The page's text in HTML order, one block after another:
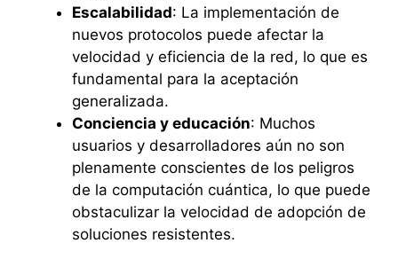
Escalabilidad: La implementación de
nuevos protocolos puede afectar la
velocidad y eficiencia de la red, lo que es
fundamental para la aceptación
generalizada.
Conciencia y educación: Muchos
usuarios y desarrolladores aún no son
plenamente conscientes de los peligros
de la computación cuántica, lo que puede
obstaculizar la velocidad de adopción de
soluciones resistentes.